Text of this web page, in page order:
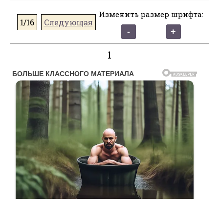
1/16 Следующая
Изменить размер шрифта:
1